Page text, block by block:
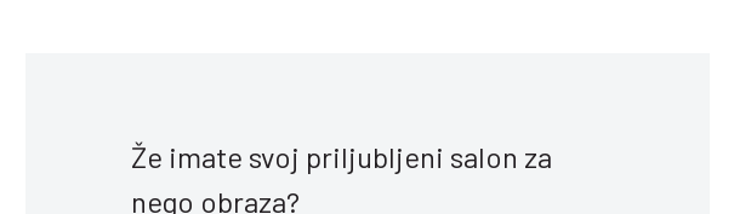
Že imate svoj priljubljeni salon za
nego obraza?